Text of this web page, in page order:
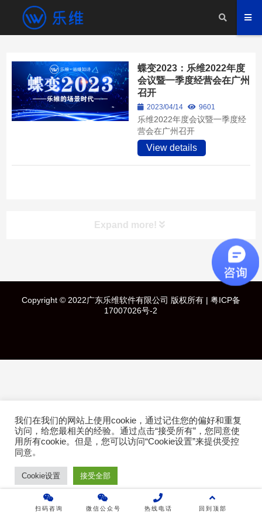
蝶变2023：乐维2022年度
会议暨一季度经营会在广州
召开
2023/04/14 9601
乐维2022年度会议暨一季度经
营会在广州召开
View details
Expand more!
技术白皮书
关于乐维
乐维社区
Copyright © 2022广东乐维软件有限公司 版权所有 | 粤ICP备
17007026号-2
扫码咨询 微信公众号 热线电话 回到顶部
我们在我们的网站上使用cookie，通过记住您的偏好和重复
访问，给您最相关的经验。通过点击“接受所有”，您同意使
用所有cookie。但是，您可以访问“Cookie设置”来提供受控
同意。
Cookie设置 接受全部